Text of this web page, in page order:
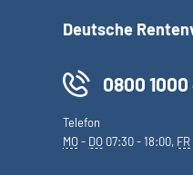
Deutsche
0800 1000
Telefon
MO- DO 07:30 - 18:00, FR